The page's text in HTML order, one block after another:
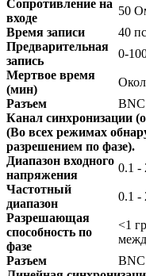
Сопротивление на
входе
50
Время записи
40 пс
Предварительная
запись
0-
Мертвое время
(мин)
Разъем
BNC
Канал синхронизации
(Во всех режимах
разрешением по фазе).
Диапазон входного
напряжения
0.1 -
Частотный
диапазон
0.1 -
Разрешающая
способность по
фазе
<1
Разъем
BNC